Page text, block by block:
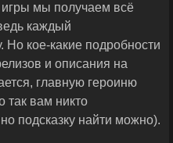
мы получаем всё
каждый
Но кое-какие подробности
и описания на
главную героиню
так вам никто
подсказку найти можно).